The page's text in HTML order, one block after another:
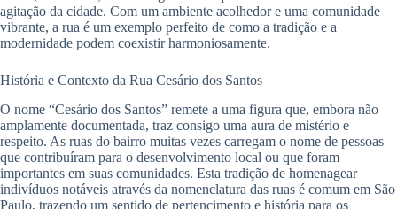
agitação da cidade. Com um ambiente acolhedor e uma comunidade
vibrante, a rua é um exemplo perfeito de como a tradição e a
modernidade podem coexistir harmoniosamente.
História e Contexto da Rua Cesário dos Santos
O nome “Cesário dos Santos” remete a uma figura que, embora não
amplamente documentada, traz consigo uma aura de mistério e
respeito. As ruas do bairro muitas vezes carregam o nome de pessoas
que contribuíram para o desenvolvimento local ou que foram
importantes em suas comunidades. Esta tradição de homenagear
indivíduos notáveis através da nomenclatura das ruas é comum em São
Paulo, trazendo um sentido de pertencimento e história para os